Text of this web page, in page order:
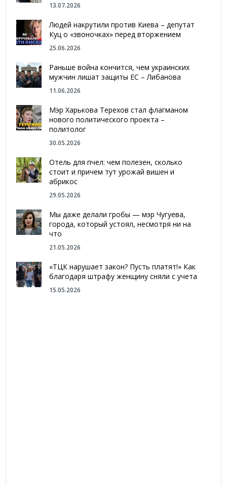
13.07.2026
Людей накрутили против Киева – депутат
Куц о «звоночках» перед вторжением
25.06.2026
Раньше война кончится, чем украинских
мужчин лишат защиты ЕС – Либанова
11.06.2026
Мэр Харькова Терехов стал флагманом
нового политического проекта –
политолог
30.05.2026
Отель для пчел: чем полезен, сколько
стоит и причем тут урожай вишен и
абрикос
29.05.2026
Мы даже делали гробы — мэр Чугуева,
города, который устоял, несмотря ни на
что
21.05.2026
«ТЦК нарушает закон? Пусть платят!» Как
благодаря штрафу женщину сняли с учета
15.05.2026